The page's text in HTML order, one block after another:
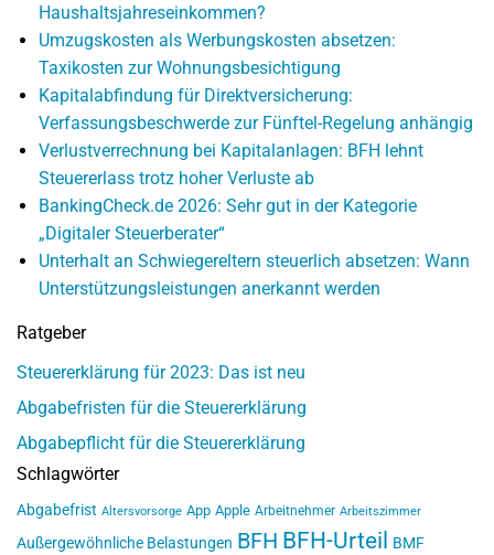
Haushaltsjahreseinkommen?
Umzugskosten als Werbungskosten absetzen:
Taxikosten zur Wohnungsbesichtigung
Kapitalabfindung für Direktversicherung:
Verfassungsbeschwerde zur Fünftel-Regelung anhängig
Verlustverrechnung bei Kapitalanlagen: BFH lehnt
Steuererlass trotz hoher Verluste ab
BankingCheck.de 2026: Sehr gut in der Kategorie
„Digitaler Steuerberater“
Unterhalt an Schwiegereltern steuerlich absetzen: Wann
Unterstützungsleistungen anerkannt werden
Ratgeber
Steuererklärung für 2023: Das ist neu
Abgabefristen für die Steuererklärung
Abgabepflicht für die Steuererklärung
Schlagwörter
Abgabefrist Altersvorsorge App Apple Arbeitnehmer Arbeitszimmer
Außergewöhnliche Belastungen BFH BFH-Urteil BMF